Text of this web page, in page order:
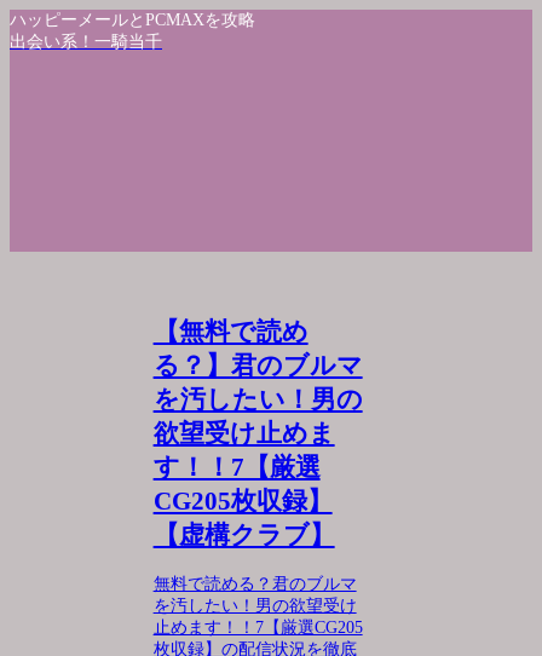
ハッピーメールとPCMAXを攻略
出会い系！一騎当千
【無料で読め
る？】君のブルマ
を汚したい！男の
欲望受け止めま
す！！7【厳選
CG205枚収録】
【虚構クラブ】
無料で読める？君のブルマ
を汚したい！男の欲望受け
止めます！！7【厳選CG205
枚収録】の配信状況を徹底